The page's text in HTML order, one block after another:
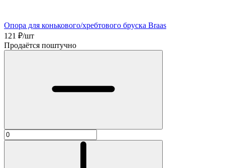
Опора для конькового/хребтового бруска Braas
121 ₽/шт
Продаётся поштучно